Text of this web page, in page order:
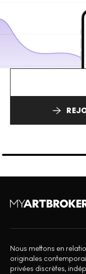
Nous mettons en
originales
privées discrètes,